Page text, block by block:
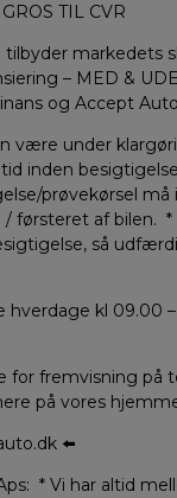
TIL CVR
tilbyder markedets
– MED &
og Accept
være under
inden
prøvekørsel
/ førsteret af bilen.
så
hverdage kl 09.00
for fremvisning på
på vores
⬅️
* Vi har altid